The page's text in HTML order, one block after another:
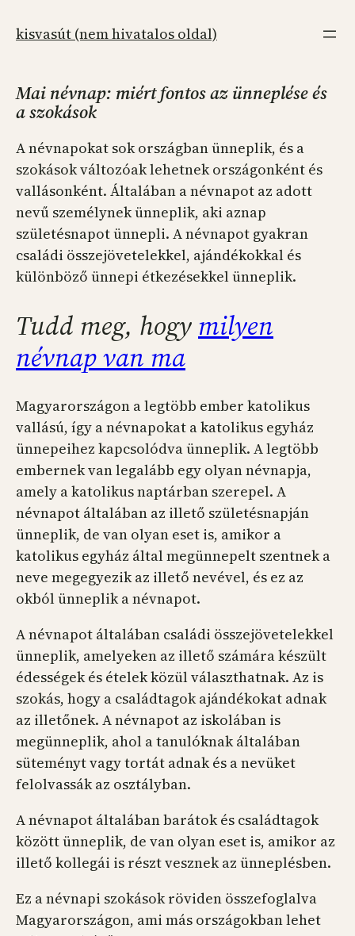
kisvasút (nem hivatalos oldal)
Mai névnap: miért fontos az ünneplése és
a szokások
A névnapokat sok országban ünneplik, és a
szokások változóak lehetnek országonként és
vallásonként. Általában a névnapot az adott
nevű személynek ünneplik, aki aznap
születésnapot ünnepli. A névnapot gyakran
családi összejövetelekkel, ajándékokkal és
különböző ünnepi étkezésekkel ünneplik.
Tudd meg, hogymilyen
névnap van ma
Magyarországon a legtöbb ember katolikus
vallású, így a névnapokat a katolikus egyház
ünnepeihez kapcsolódva ünneplik. A legtöbb
embernek van legalább egy olyan névnapja,
amely a katolikus naptárban szerepel. A
névnapot általában az illető születésnapján
ünneplik, de van olyan eset is, amikor a
katolikus egyház által megünnepelt szentnek a
neve megegyezik az illető nevével, és ez az
okból ünneplik a névnapot.
A névnapot általában családi összejövetelekkel
ünneplik, amelyeken az illető számára készült
édességek és ételek közül választhatnak. Az is
szokás, hogy a családtagok ajándékokat adnak
az illetőnek. A névnapot az iskolában is
megünneplik, ahol a tanulóknak általában
süteményt vagy tortát adnak és a nevüket
felolvassák az osztályban.
A névnapot általában barátok és családtagok
között ünneplik, de van olyan eset is, amikor az
illető kollegái is részt vesznek az ünneplésben.
Ez a névnapi szokások röviden összefoglalva
Magyarországon, ami más országokban lehet